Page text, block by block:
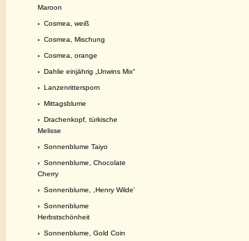
Maroon
› Cosmea, weiß
› Cosmea, Mischung
› Cosmea, orange
› Dahlie einjährig „Unwins Mix“
› Lanzenrittersporn
› Mittagsblume
› Drachenkopf, türkische
Melisse
› Sonnenblume Taiyo
› Sonnenblume, Chocolate
Cherry
› Sonnenblume, ,Henry Wilde’
› Sonnenblume
Herbstschönheit
› Sonnenblume, Gold Coin